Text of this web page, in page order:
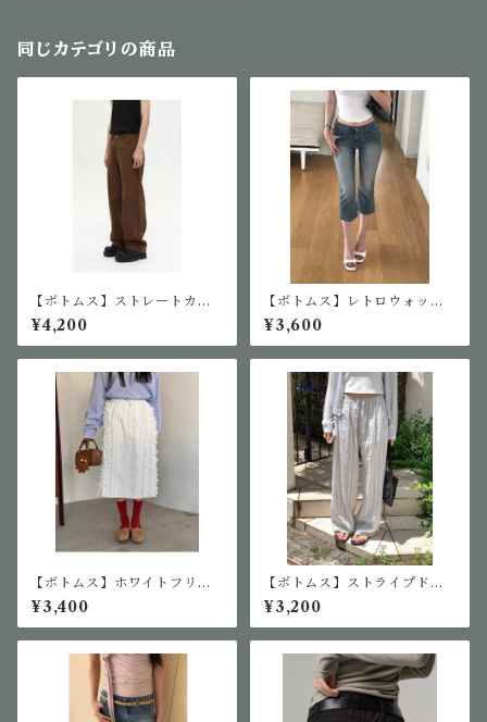
同じカテゴリの商品
【ボトムス】ストレートカジ
ュアルパンツ
¥4,200
【ボトムス】レトロウォッシ
ュデニムカプリパンツ
¥3,600
【ボトムス】ホワイトフリル
スカート
¥3,400
【ボトムス】ストライプドロ
ーストリングワイドパンツ
¥3,200